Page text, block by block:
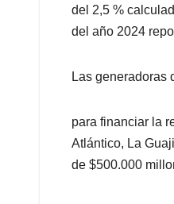
del 2,5 %
del año 2024
Las generadoras
para financiar la
Atlántico, La
de $500.000